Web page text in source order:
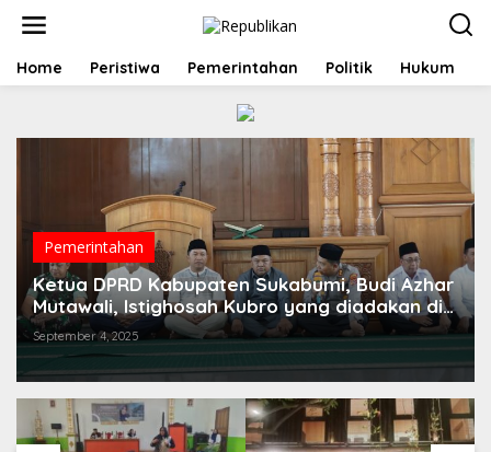
t
Home Peristiwa Pemerintahan Politik Hukum
Pemerintahan
Ketua DPRD Kabupaten Sukabumi, Budi Azhar
Mutawali, Istighosah Kubro yang diadakan di
Masjid Agung Palabuhanratu
September 4, 2025